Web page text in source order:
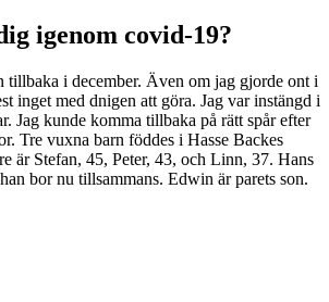
igenom covid-19?
tillbaka i december. Även om jag gjorde ont i
inget med dnigen att göra. Jag var instängd i
Jag kunde komma tillbaka på rätt spår efter
Tre vuxna barn föddes i Hasse Backes
är Stefan, 45, Peter, 43, och Linn, 37. Hans
bor nu tillsammans. Edwin är parets son.